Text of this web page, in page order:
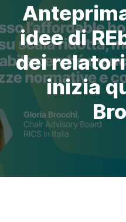
idee di
dei
inizia